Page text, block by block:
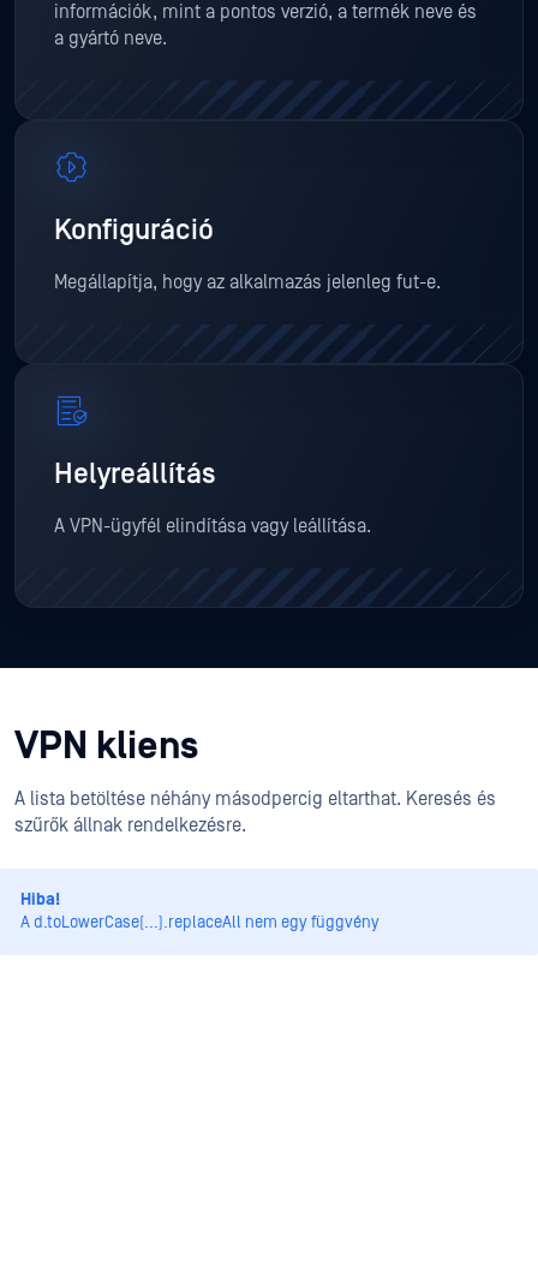
információk, mint a pontos verzió, a termék neve és
a gyártó neve.
Konfiguráció
Megállapítja, hogy az alkalmazás jelenleg fut-e.
Helyreállítás
A VPN-ügyfél elindítása vagy leállítása.
VPN kliens
A lista betöltése néhány másodpercig eltarthat. Keresés és
szűrők állnak rendelkezésre.
Hiba!
A d.toLowerCase(...).replaceAll nem egy függvény